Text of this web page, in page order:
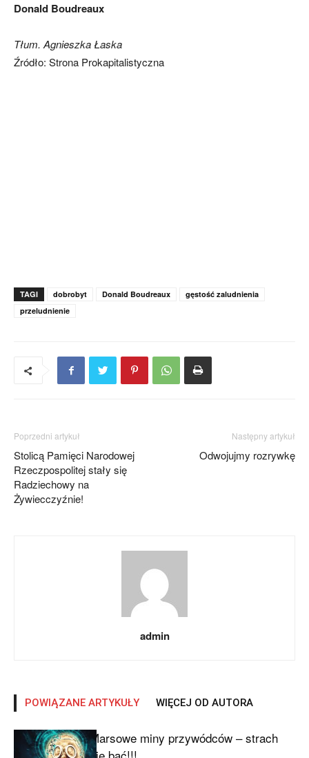
Donald Boudreaux
Tłum. Agnieszka Łaska
Źródło: Strona Prokapitalistyczna
TAGI dobrobyt Donald Boudreaux
gęstość zaludnienia
przeludnienie
Poprzedni artykuł
Stolicą Pamięci Narodowej
Rzeczpospolitej stały się
Radziechowy na
Żywiecczyźnie!
Następny artykuł
Odwojujmy rozrywkę
admin
POWIĄZANE ARTYKUŁY WIĘCEJ OD AUTORA
Marsowe miny przywódców – strach